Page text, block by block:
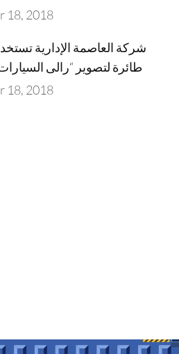
18, 2018
شركة العاصمة الإدارية
طائرة لتصوير “رالى السيارات
18, 2018